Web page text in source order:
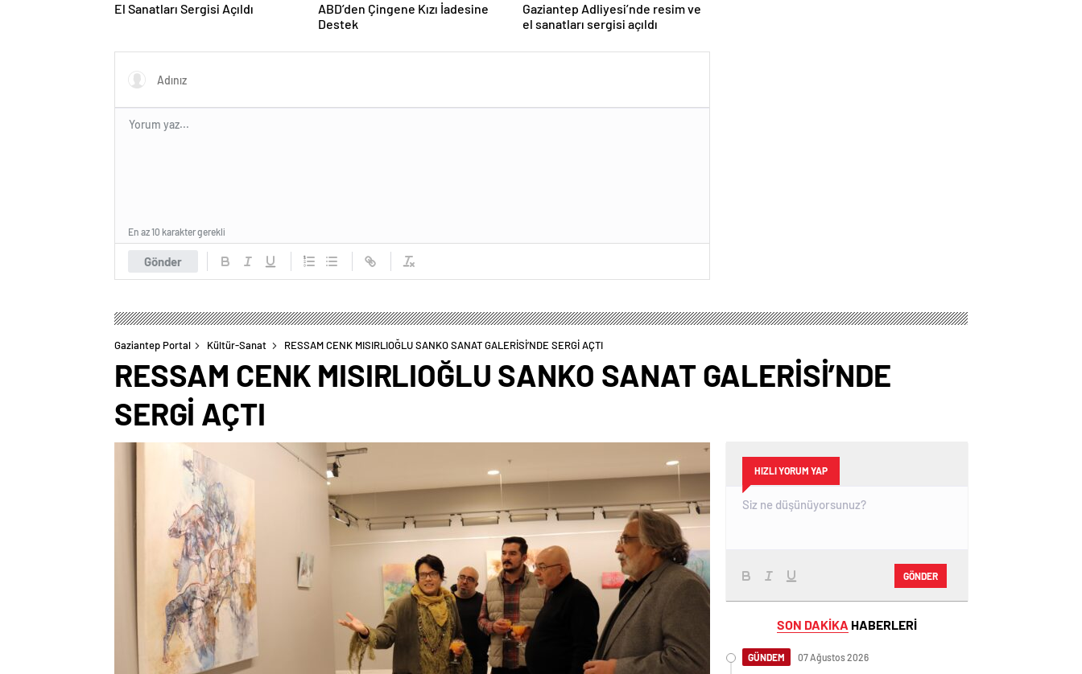
El Sanatları Sergisi Açıldı
ABD’den Çingene Kızı İadesine
Destek
Gaziantep Adliyesi’nde resim ve
el sanatları sergisi açıldı
Gönder
En az 10 karakter gerekli
Gaziantep Portal Kültür-Sanat RESSAM CENK MISIRLIOĞLU SANKO SANAT GALERİSİ’NDE SERGİ AÇTI
RESSAM CENK MISIRLIOĞLU SANKO SANAT GALERİSİ’NDE
SERGİ AÇTI
HIZLI YORUM YAP
GÖNDER
SON DAKİKA HABERLERİ
GÜNDEM 07 Ağustos 2026